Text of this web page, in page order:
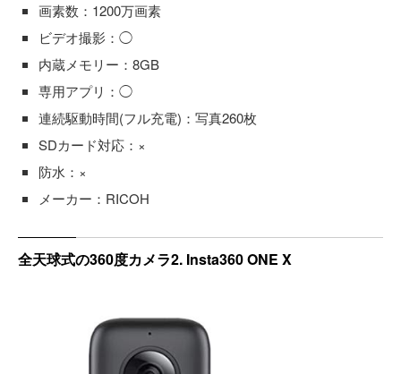
画素数：1200万画素
ビデオ撮影：◯
内蔵メモリー：8GB
専用アプリ：◯
連続駆動時間(フル充電)：写真260枚
SDカード対応：×
防水：×
メーカー：RICOH
全天球式の360度カメラ2. Insta360 ONE X